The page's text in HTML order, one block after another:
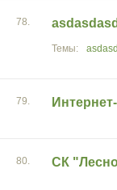
78. asdasdasd
79.
80. СК